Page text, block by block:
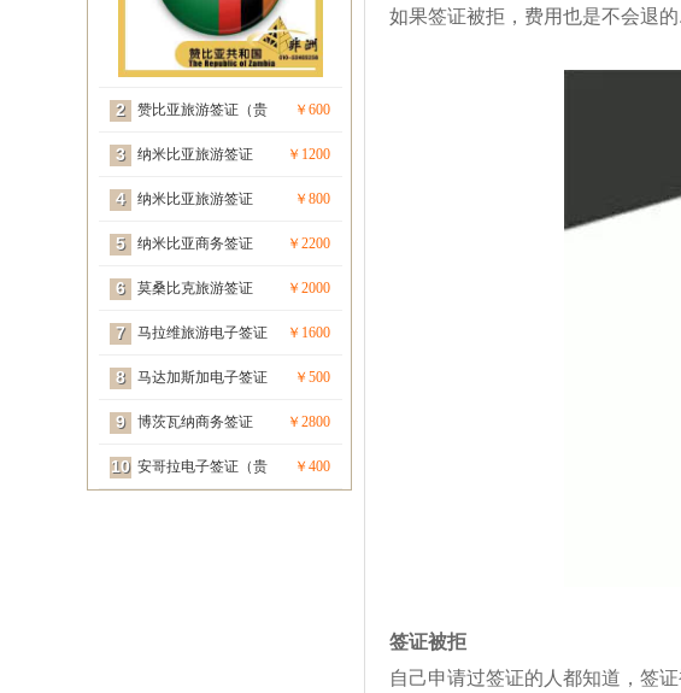
赞比亚旅游签证（贵
宾签）
￥600
2
纳米比亚旅游签证
（贵宾签）
￥1200
3
纳米比亚旅游签证 ￥800
4
纳米比亚商务签证
（贵宾签）
￥2200
5
莫桑比克旅游签证
（贵宾签）
￥2000
6
马拉维旅游电子签证
（贵宾签）
￥1600
7
马达加斯加电子签证
（贵宾签）
￥500
8
博茨瓦纳商务签证
（贵宾签）
￥2800
9
安哥拉电子签证（贵 ￥400
10
如果签证被拒，费用也是不会退
签证被拒
自己申请过签证的人都知道，签